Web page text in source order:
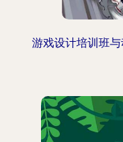
游戏设计培训班